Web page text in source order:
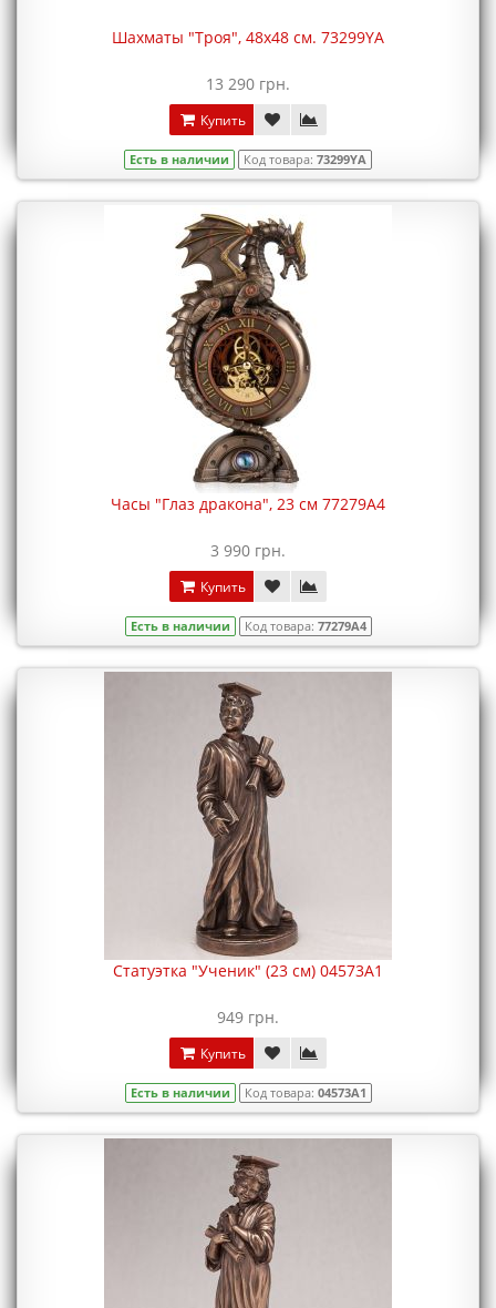
Шахматы "Троя", 48x48 см. 73299YA
13 290 грн.
Купить
Есть в наличии Код товара: 73299YA
Часы "Глаз дракона", 23 см 77279A4
3 990 грн.
Купить
Есть в наличии Код товара: 77279A4
Статуэтка "Ученик" (23 см) 04573A1
949 грн.
Купить
Есть в наличии Код товара: 04573A1